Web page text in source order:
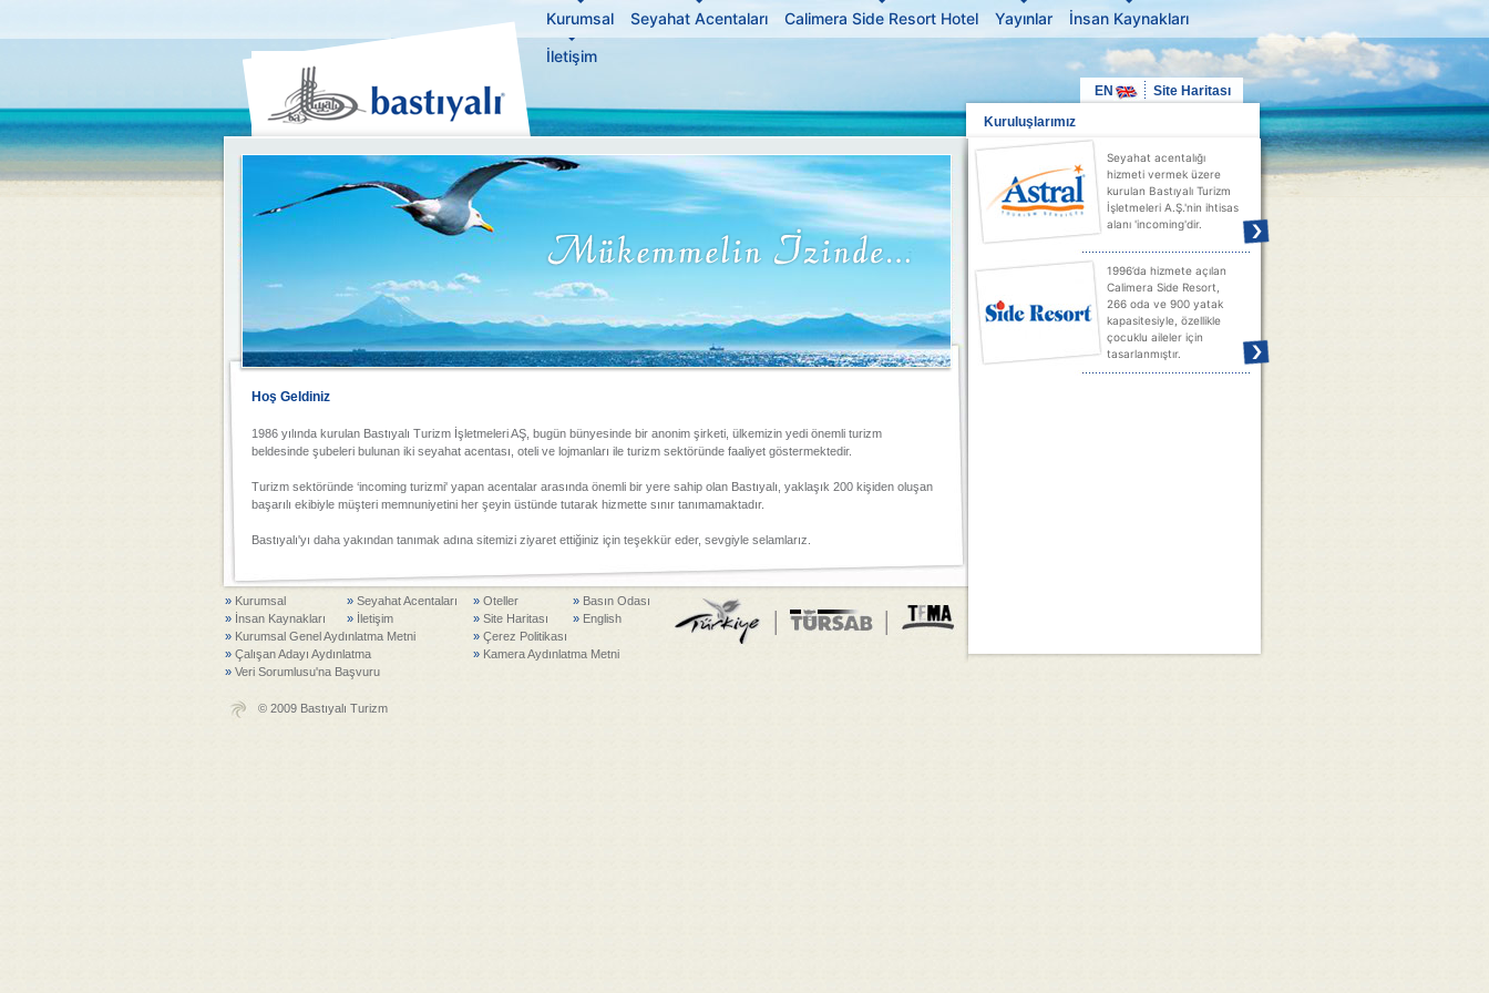
Kurumsal Seyahat Acentaları Calimera Side Resort Hotel Yayınlar
İnsan Kaynakları
İletişim
EN
Site Haritası
Kuruluşlarımız
Hoş Geldiniz
1986 yılında kurulan Bastıyalı Turizm İşletmeleri AŞ, bugün bünyesinde bir anonim şirketi, ülkemizin yedi önemli turizm
beldesinde şubeleri bulunan iki seyahat acentası, oteli ve lojmanları ile turizm sektöründe faaliyet göstermektedir.
Turizm sektöründe ‘incoming turizmi' yapan acentalar arasında önemli bir yere sahip olan Bastıyalı, yaklaşık 200 kişiden oluşan
başarılı ekibiyle müşteri memnuniyetini her şeyin üstünde tutarak hizmette sınır tanımamaktadır.
Bastıyalı'yı daha yakından tanımak adına sitemizi ziyaret ettiğiniz için teşekkür eder, sevgiyle selamlarız.
» Kurumsal » Seyahat Acentaları » Oteller » Basın Odası
» İnsan Kaynakları » İletişim » Site Haritası » English
» Kurumsal Genel Aydınlatma Metni » Çerez Politikası
» Çalışan Adayı Aydınlatma » Kamera Aydınlatma Metni
» Veri Sorumlusu'na Başvuru
© 2009 Bastıyalı Turizm
Seyahat acentalığı
hizmeti vermek üzere
kurulan Bastıyalı Turizm
İşletmeleri A.Ş.'nin ihtisas
alanı 'incoming'dir.
1996’da hizmete açılan
Calimera Side Resort,
266 oda ve 900 yatak
kapasitesiyle, özellikle
çocuklu aileler için
tasarlanmıştır.